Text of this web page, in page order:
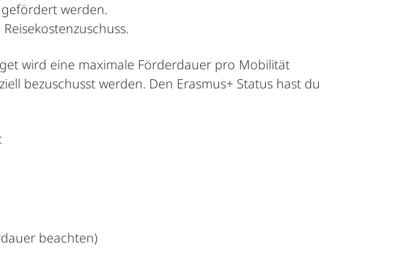
werden.
wird eine maximale Förderdauer pro Mobilität
bezuschusst werden. Den Erasmus+ Status hast du
beachten)